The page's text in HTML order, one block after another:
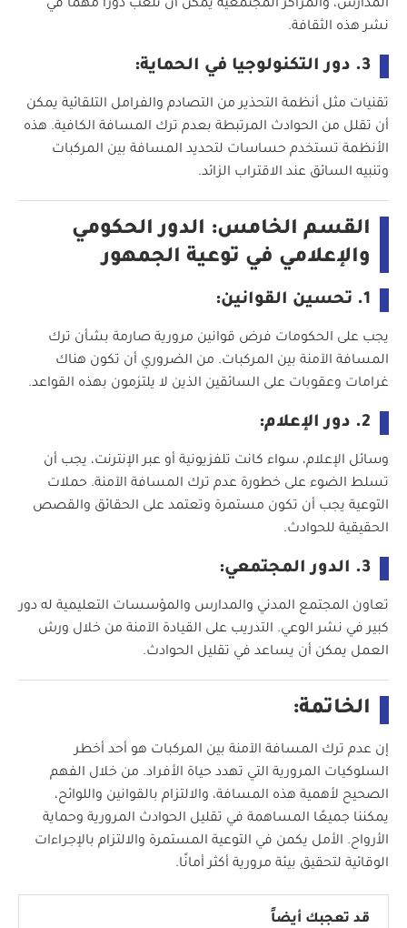
المدارس، والمراكز المجتمعية يمكن أن تلعب دورًا مهمًا في
نشر هذه الثقافة.
3. دور التكنولوجيا في الحماية:
تقنيات مثل أنظمة التحذير من التصادم والفرامل التلقائية يمكن
أن تقلل من الحوادث المرتبطة بعدم ترك المسافة الكافية. هذه
الأنظمة تستخدم حساسات لتحديد المسافة بين المركبات
وتنبيه السائق عند الاقتراب الزائد.
القسم الخامس: الدور الحكومي
والإعلامي في توعية الجمهور
1. تحسين القوانين:
يجب على الحكومات فرض قوانين مرورية صارمة بشأن ترك
المسافة الآمنة بين المركبات. من الضروري أن تكون هناك
غرامات وعقوبات على السائقين الذين لا يلتزمون بهذه القواعد.
2. دور الإعلام:
وسائل الإعلام، سواء كانت تلفزيونية أو عبر الإنترنت، يجب أن
تسلط الضوء على خطورة عدم ترك المسافة الآمنة. حملات
التوعية يجب أن تكون مستمرة وتعتمد على الحقائق والقصص
الحقيقية للحوادث.
3. الدور المجتمعي:
تعاون المجتمع المدني والمدارس والمؤسسات التعليمية له دور
كبير في نشر الوعي. التدريب على القيادة الآمنة من خلال ورش
العمل يمكن أن يساعد في تقليل الحوادث.
الخاتمة:
إن عدم ترك المسافة الآمنة بين المركبات هو أحد أخطر
السلوكيات المرورية التي تهدد حياة الأفراد. من خلال الفهم
الصحيح لأهمية هذه المسافة، والالتزام بالقوانين واللوائح،
يمكننا جميعًا المساهمة في تقليل الحوادث المرورية وحماية
الأرواح. الأمل يكمن في التوعية المستمرة والالتزام بالإجراءات
الوقائية لتحقيق بيئة مرورية أكثر أمانًا.
قد تعجبك أيضاً